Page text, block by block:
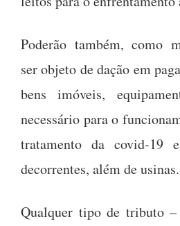
Poderão também, como
ser objeto de dação em
bens imóveis,
necessário para o
tratamento da covid-19
decorrentes, além de usinas.
Qualquer tipo de tributo